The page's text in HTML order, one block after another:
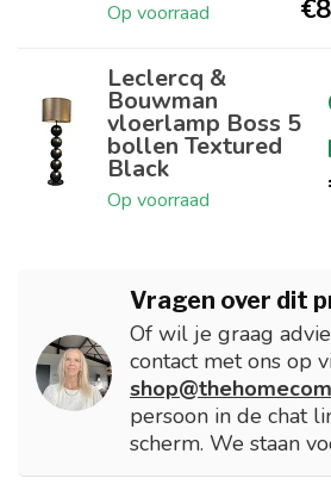
Op voorraad
Leclercq &
Bouwman
vloerlamp Boss 5
bollen Textured
Black
Op voorraad
Vragen over dit
Of wil je graag
contact met ons op
persoon in de chat
scherm. We staan